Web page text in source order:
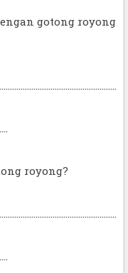
gotong royong
royong?